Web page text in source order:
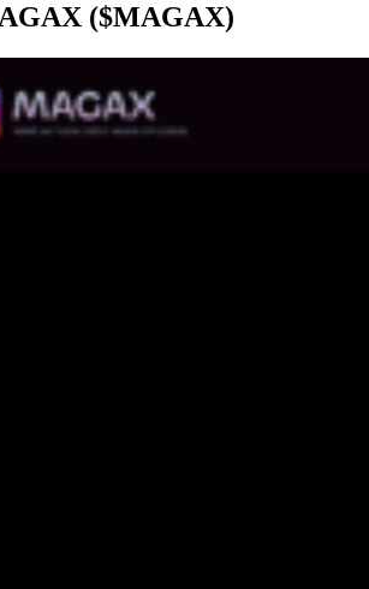
($MAGAX)